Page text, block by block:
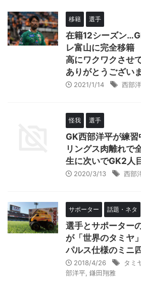
移籍 選手
在籍12シーズン
レ富山に完全移籍
高にワクワクさせ
ありがとうござい
2021/1/14 西部
怪我 選手
GK西部洋平が練
リングス肉離れで
生に次いでGK2人
2020/3/13 西部
サポーター 話題・ネタ
選手とサポーター
が「世界のタミヤ
パルス仕様のミニ
2018/4/26 タミ
部洋平 鎌田翔雅